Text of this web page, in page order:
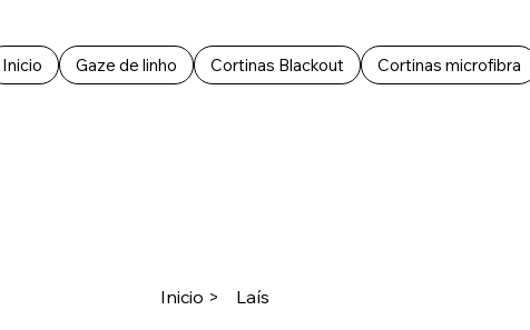
Inicio Gaze de linho Cortinas Blackout Cortinas microfibra
Inicio > Laís